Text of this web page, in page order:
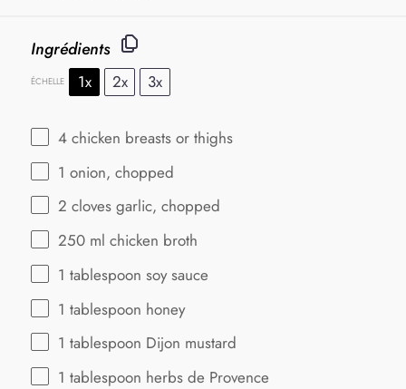
Ingrédients
ÉCHELLE 1x 2x 3x
4 chicken breasts or thighs
1 onion, chopped
2 cloves garlic, chopped
250 ml chicken broth
1 tablespoon soy sauce
1 tablespoon honey
1 tablespoon Dijon mustard
1 tablespoon herbs de Provence